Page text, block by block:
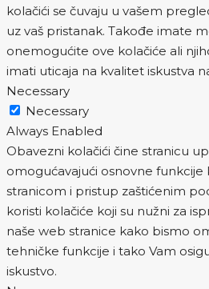
kolačići se čuvaju u vašem
uz vaš pristanak. Takođe imate
onemogućite ove kolačiće ali
imati uticaja na kvalitet iskustva
Necessary
Necessary
Always Enabled
Obavezni kolačići čine stranicu
omogućavajući osnovne funkcije
stranicom i pristup zaštićenim
koristi kolačiće koji su nužni za
naše web stranice kako bismo
tehničke funkcije i tako Vam
iskustvo.